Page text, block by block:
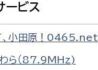
ービス
、小田原！0465.net
ら（87.9MHz)